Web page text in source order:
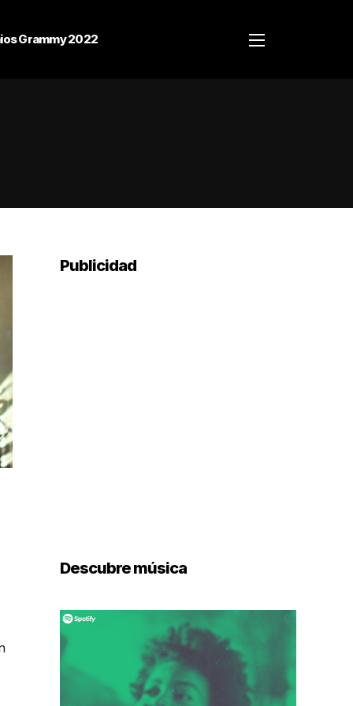
Grammy 2022
Publicidad
Descubre música